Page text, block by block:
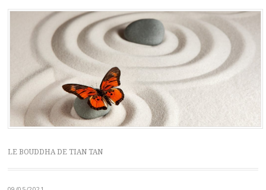
Aller
principal
LE BOUDDHA DE TIAN TAN